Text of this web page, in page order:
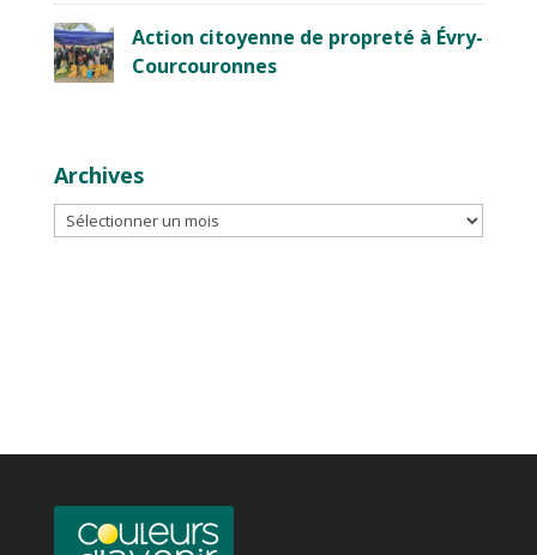
Action citoyenne de propreté à Évry-
Courcouronnes
Archives
Archives